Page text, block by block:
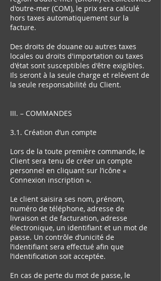
d'outre-mer (COM), le prix sera calculé
hors taxes automatiquement sur la
facture.
Des droits de douane ou autres taxes
locales ou droits d'importation ou taxes
d'état sont susceptibles d'être exigibles.
Ils seront à la seule charge et relèvent de
la seule responsabilité du Client.
III. – COMMANDES
3.1. Création d’un compte
Lors de la toute première commande, le
Client sera tenu de créer un compte
personnel en cliquant sur l’icône «
Connexion inscription ».
Le client saisira ses nom, prénom,
numéro de téléphone, adresse de
livraison et de facturation, adresse
électronique, un identifiant et un mot de
passe. Un contrôle d’unicité de
l’identifiant sera effectué afin que
l’identification soit acceptée.
En cas de perte du mot de passe, le